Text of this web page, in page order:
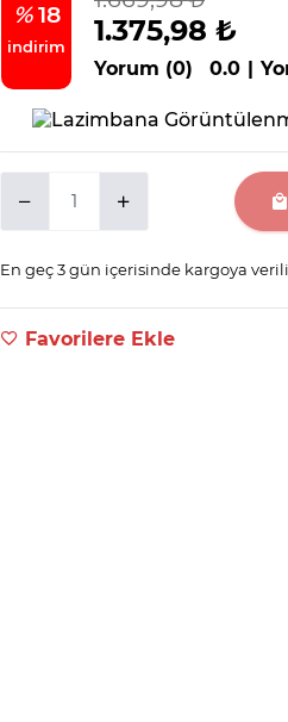
%18
indirim 1.375,98 ₺
Yorum (0) 0.0 |
En geç 3 gün içerisinde kargoya
Favorilere Ekle